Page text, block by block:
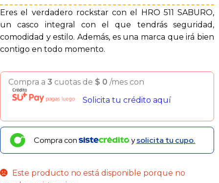
Eres el verdadero rockstar con el HRO 511 SABURO,
un casco integral con el que tendrás seguridad,
comodidad y estilo. Además, es una marca que irá bien
contigo en todo momento.
Compra a 3 cuotas de $ 0 /mes con
Solicita tu crédito aquí
Compra con ysolicita tu cupo.
Este producto no está disponible porque no